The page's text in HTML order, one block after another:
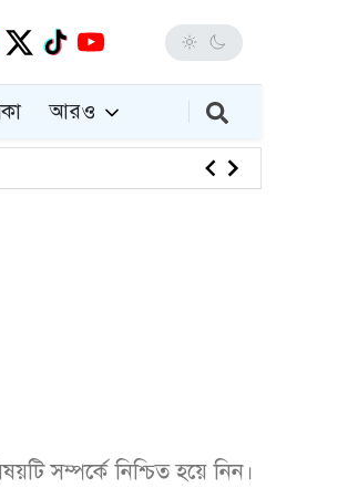
আরও
সম্পর্কে নিশ্চিত হয়ে নিন।